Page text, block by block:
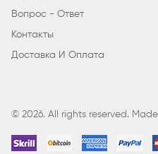
Вопрос - Ответ
Контакты
Доставка И Оплата
© 2026. All rights reserved.